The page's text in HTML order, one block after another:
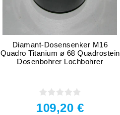
Diamant-Dosensenker M16
Quadro Titanium ø 68 Quadrostein
Dosenbohrer Lochbohrer
109,20 €